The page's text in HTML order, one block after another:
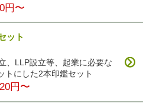
円〜
ット
、LLP設立等、起業に必要な
トにした2本印鑑セット
円〜